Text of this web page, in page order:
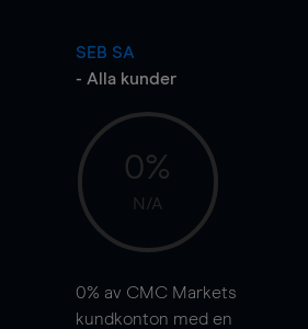
SEB SA
- Alla kunder
0%
N/A
0% av CMC Markets
kundkonton med en